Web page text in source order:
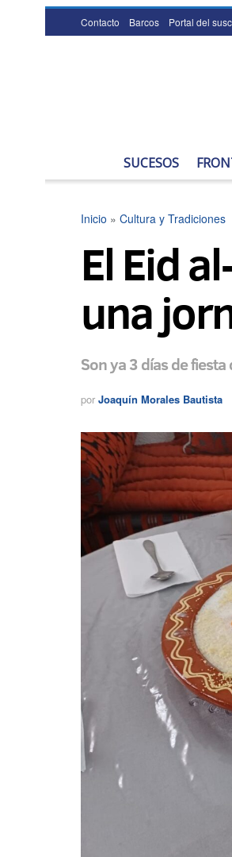
Contacto Barcos Portal del
SUCESOS
Inicio » Cultura y Tradiciones
El Eid
una
Son ya 3 días de
por Joaquín Morales Bautista